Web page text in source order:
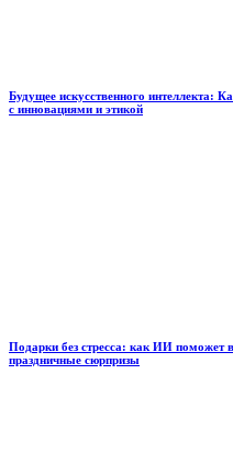
Будущее искусственного интеллекта:
с инновациями и этикой
Подарки без стресса: как ИИ поможет
праздничные сюрпризы